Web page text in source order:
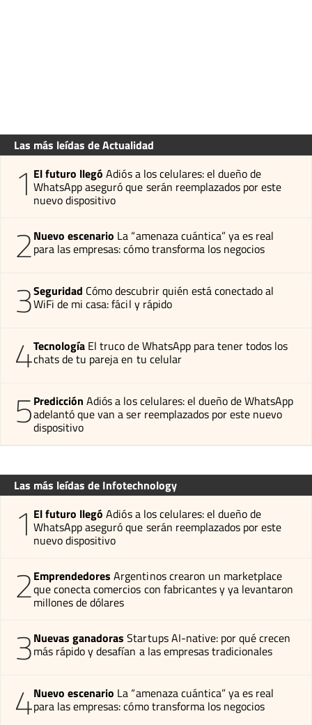
Las más leídas de Actualidad
1 El futuro llegó Adiós a los celulares: el dueño de
WhatsApp aseguró que serán reemplazados por este
nuevo dispositivo
2Nuevo escenario La “amenaza cuántica” ya es real
para las empresas: cómo transforma los negocios
3Seguridad Cómo descubrir quién está conectado al
WiFi de mi casa: fácil y rápido
4Tecnología El truco de WhatsApp para tener todos los
chats de tu pareja en tu celular
5Predicción Adiós a los celulares: el dueño de WhatsApp
adelantó que van a ser reemplazados por este nuevo
dispositivo
Las más leídas de Infotechnology
1 El futuro llegó Adiós a los celulares: el dueño de
WhatsApp aseguró que serán reemplazados por este
nuevo dispositivo
2Emprendedores Argentinos crearon un marketplace
que conecta comercios con fabricantes y ya levantaron
millones de dólares
3Nuevas ganadoras Startups AI-native: por qué crecen
más rápido y desafían a las empresas tradicionales
4Nuevo escenario La “amenaza cuántica” ya es real
para las empresas: cómo transforma los negocios